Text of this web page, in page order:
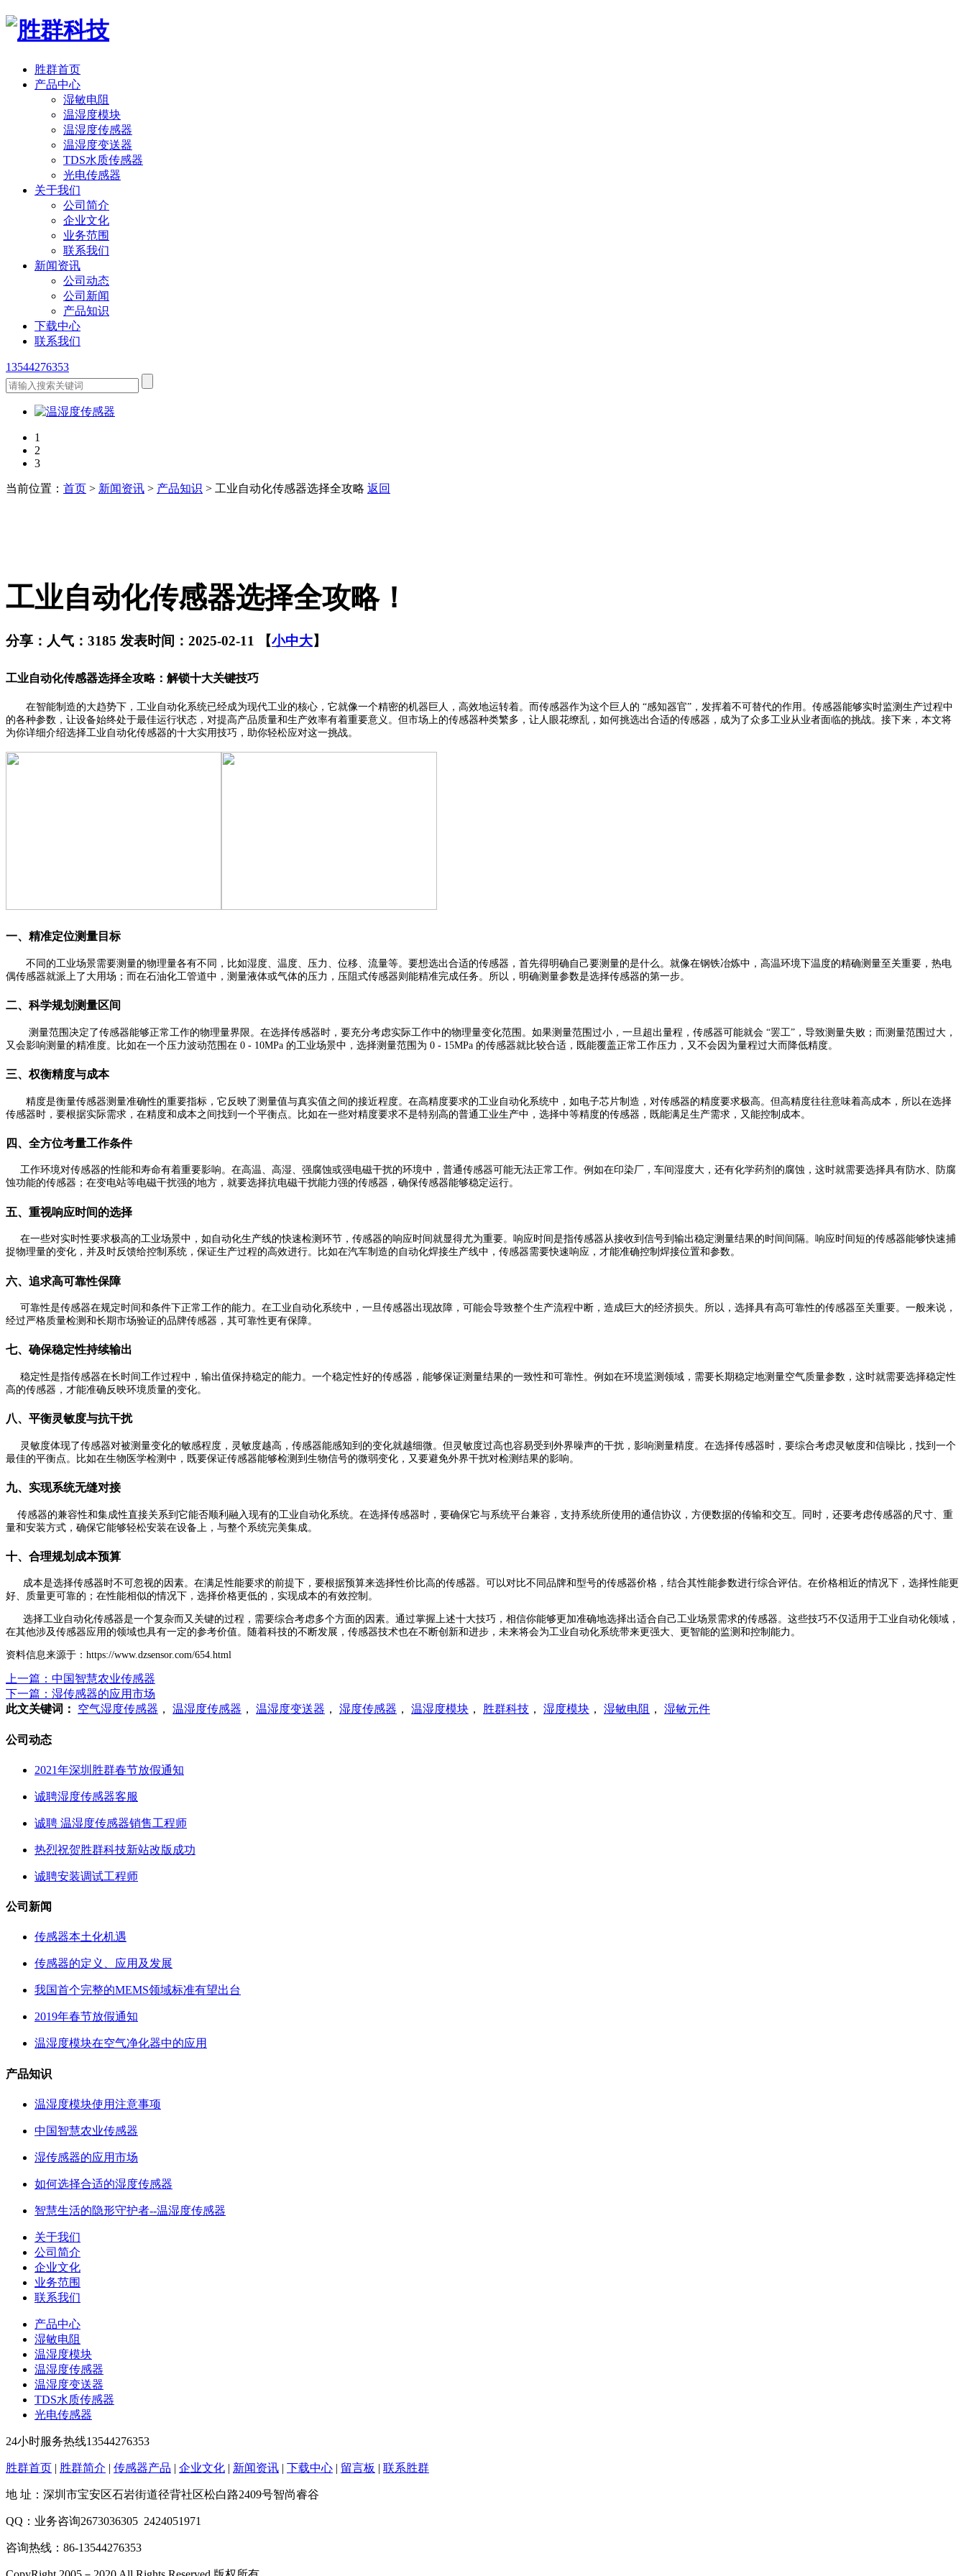
胜群首页
产品中心
湿敏电阻
温湿度模块
温湿度传感器
温湿度变送器
TDS水质传感器
光电传感器
关于我们
公司简介
企业文化
业务范围
联系我们
新闻资讯
公司动态
公司新闻
产品知识
下载中心
联系我们
13544276353
1
2
3
当前位置： 首页 > 新闻资讯 > 产品知识 > 工业自动化传感器选择全攻略 返回
工业自动化传感器选择全攻略！
分享： 人气：3185 发表时间：2025-02-11 【小中大】
工业自动化传感器选择全攻略：解锁十大关键技巧
在智能制造的大趋势下，工业自动化系统已经成为现代工业的核心，它就像一个精密的机器巨人，高效地运转着。而传感器作为这个巨人的 “感知器官”，发挥着不可替代的作用。传感器能够实时监测生产过程中
的各种参数，让设备始终处于最佳运行状态，对提高产品质量和生产效率有着重要意义。但市场上的传感器种类繁多，让人眼花缭乱，如何挑选出合适的传感器，成为了众多工业从业者面临的挑战。接下来，本文将
为你详细介绍选择工业自动化传感器的十大实用技巧，助你轻松应对这一挑战。
一、精准定位测量目标
不同的工业场景需要测量的物理量各有不同，比如湿度、温度、压力、位移、流量等。要想选出合适的传感器，首先得明确自己要测量的是什么。就像在钢铁冶炼中，高温环境下温度的精确测量至关重要，热电
偶传感器就派上了大用场；而在石油化工管道中，测量液体或气体的压力，压阻式传感器则能精准完成任务。所以，明确测量参数是选择传感器的第一步。
二、科学规划测量区间
测量范围决定了传感器能够正常工作的物理量界限。在选择传感器时，要充分考虑实际工作中的物理量变化范围。如果测量范围过小，一旦超出量程，传感器可能就会 “罢工”，导致测量失败；而测量范围过大，
又会影响测量的精准度。比如在一个压力波动范围在 0 - 10MPa 的工业场景中，选择测量范围为 0 - 15MPa 的传感器就比较合适，既能覆盖正常工作压力，又不会因为量程过大而降低精度。
三、权衡精度与成本
精度是衡量传感器测量准确性的重要指标，它反映了测量值与真实值之间的接近程度。在高精度要求的工业自动化系统中，如电子芯片制造，对传感器的精度要求极高。但高精度往往意味着高成本，所以在选择
传感器时，要根据实际需求，在精度和成本之间找到一个平衡点。比如在一些对精度要求不是特别高的普通工业生产中，选择中等精度的传感器，既能满足生产需求，又能控制成本。
四、全方位考量工作条件
工作环境对传感器的性能和寿命有着重要影响。在高温、高湿、强腐蚀或强电磁干扰的环境中，普通传感器可能无法正常工作。例如在印染厂，车间湿度大，还有化学药剂的腐蚀，这时就需要选择具有防水、防腐
蚀功能的传感器；在变电站等电磁干扰强的地方，就要选择抗电磁干扰能力强的传感器，确保传感器能够稳定运行。
五、重视响应时间的选择
在一些对实时性要求极高的工业场景中，如自动化生产线的快速检测环节，传感器的响应时间就显得尤为重要。响应时间是指传感器从接收到信号到输出稳定测量结果的时间间隔。响应时间短的传感器能够快速捕
捉物理量的变化，并及时反馈给控制系统，保证生产过程的高效进行。比如在汽车制造的自动化焊接生产线中，传感器需要快速响应，才能准确控制焊接位置和参数。
六、追求高可靠性保障
可靠性是传感器在规定时间和条件下正常工作的能力。在工业自动化系统中，一旦传感器出现故障，可能会导致整个生产流程中断，造成巨大的经济损失。所以，选择具有高可靠性的传感器至关重要。一般来说，
经过严格质量检测和长期市场验证的品牌传感器，其可靠性更有保障。
七、确保稳定性持续输出
稳定性是指传感器在长时间工作过程中，输出值保持稳定的能力。一个稳定性好的传感器，能够保证测量结果的一致性和可靠性。例如在环境监测领域，需要长期稳定地测量空气质量参数，这时就需要选择稳定性
高的传感器，才能准确反映环境质量的变化。
八、平衡灵敏度与抗干扰
灵敏度体现了传感器对被测量变化的敏感程度，灵敏度越高，传感器能感知到的变化就越细微。但灵敏度过高也容易受到外界噪声的干扰，影响测量精度。在选择传感器时，要综合考虑灵敏度和信噪比，找到一个
最佳的平衡点。比如在生物医学检测中，既要保证传感器能够检测到生物信号的微弱变化，又要避免外界干扰对检测结果的影响。
九、实现系统无缝对接
传感器的兼容性和集成性直接关系到它能否顺利融入现有的工业自动化系统。在选择传感器时，要确保它与系统平台兼容，支持系统所使用的通信协议，方便数据的传输和交互。同时，还要考虑传感器的尺寸、重
量和安装方式，确保它能够轻松安装在设备上，与整个系统完美集成。
十、合理规划成本预算
成本是选择传感器时不可忽视的因素。在满足性能要求的前提下，要根据预算来选择性价比高的传感器。可以对比不同品牌和型号的传感器价格，结合其性能参数进行综合评估。在价格相近的情况下，选择性能更
好、质量更可靠的；在性能相似的情况下，选择价格更低的，实现成本的有效控制。
选择工业自动化传感器是一个复杂而又关键的过程，需要综合考虑多个方面的因素。通过掌握上述十大技巧，相信你能够更加准确地选择出适合自己工业场景需求的传感器。这些技巧不仅适用于工业自动化领域，
在其他涉及传感器应用的领域也具有一定的参考价值。随着科技的不断发展，传感器技术也在不断创新和进步，未来将会为工业自动化系统带来更强大、更智能的监测和控制能力。
资料信息来源于：https://www.dzsensor.com/654.html
上一篇：中国智慧农业传感器
下一篇：湿传感器的应用市场
此文关键词：
空气湿度传感器 ， 温湿度传感器 ， 温湿度变送器 ， 湿度传感器 ， 温湿度模块 ， 胜群科技 ， 湿度模块 ， 湿敏电阻 ， 湿敏元件
公司动态
2021年深圳胜群春节放假通知
诚聘湿度传感器客服
诚聘 温湿度传感器销售工程师
热烈祝贺胜群科技新站改版成功
诚聘安装调试工程师
公司新闻
传感器本土化机遇
传感器的定义、应用及发展
我国首个完整的MEMS领域标准有望出台
2019年春节放假通知
温湿度模块在空气净化器中的应用
产品知识
温湿度模块使用注意事项
中国智慧农业传感器
湿传感器的应用市场
如何选择合适的湿度传感器
智慧生活的隐形守护者--温湿度传感器
关于我们
公司简介
企业文化
业务范围
联系我们
产品中心
湿敏电阻
温湿度模块
温湿度传感器
温湿度变送器
TDS水质传感器
光电传感器
24小时服务热线13544276353
胜群首页 | 胜群简介 | 传感器产品 | 企业文化 | 新闻资讯 | 下载中心 | 留言板 | 联系胜群
地 址：深圳市宝安区石岩街道径背社区松白路2409号智尚睿谷
QQ：业务咨询2673036305 2424051971
咨询热线：86-13544276353